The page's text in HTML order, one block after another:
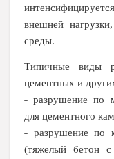
внешней
среды.
Типичные виды
цементных и
˗ разрушение по
для цементного
˗ разрушение по
(тяжелый бетон с